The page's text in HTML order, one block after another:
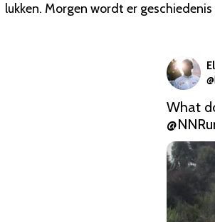
lukken. Morgen wordt er
@
What